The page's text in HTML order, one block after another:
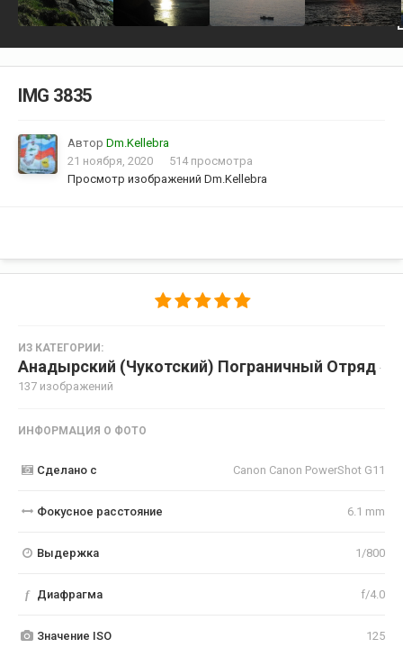
IMG 3835
Автор Dm.Kellebra
21 ноября, 2020
514 просмотра
Просмотр изображений Dm.Kellebra
ИЗ КАТЕГОРИИ:
Анадырский (Чукотский) Пограничный Отряд ·
137 изображений
ИНФОРМАЦИЯ О ФОТО
Сделано с Canon Canon PowerShot G11
Фокусное расстояние 6.1 mm
Выдержка 1/800
f Диафрагма f/4.0
Значение ISO 125